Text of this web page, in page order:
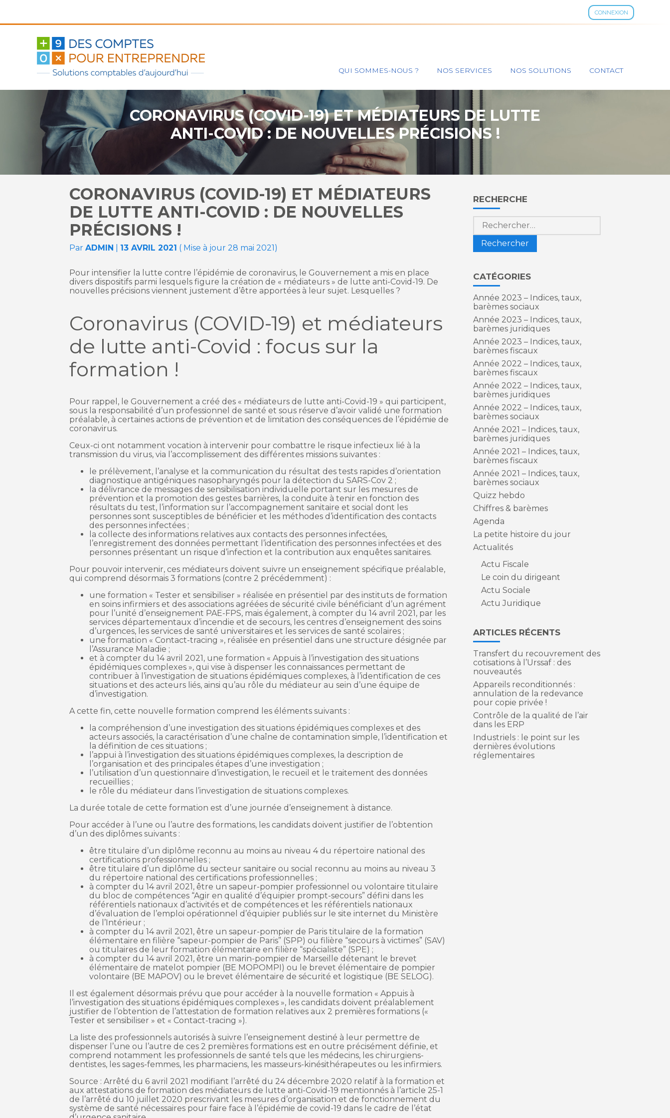
CONNEXION
au
contenu
Principal
QUI SOMMES-NOUS ? NOS SERVICES NOS SOLUTIONS CONTACT
CORONAVIRUS (COVID-19) ET MÉDIATEURS DE LUTTE
ANTI-COVID : DE NOUVELLES PRÉCISIONS !
CORONAVIRUS (COVID-19) ET MÉDIATEURS
DE LUTTE ANTI-COVID : DE NOUVELLES
PRÉCISIONS !
ParADMIN 13 AVRIL 2021 ( Mise à jour 28 mai 2021)
Pour intensifier la lutte contre l’épidémie de coronavirus, le Gouvernement a mis en place
divers dispositifs parmi lesquels figure la création de « médiateurs » de lutte anti-Covid-19. De
nouvelles précisions viennent justement d’être apportées à leur sujet. Lesquelles ?
Coronavirus (COVID-19) et médiateurs
de lutte anti-Covid : focus sur la
formation !
Pour rappel, le Gouvernement a créé des « médiateurs de lutte anti-Covid-19 » qui participent,
sous la responsabilité d’un professionnel de santé et sous réserve d’avoir validé une formation
préalable, à certaines actions de prévention et de limitation des conséquences de l’épidémie de
coronavirus.
Ceux-ci ont notamment vocation à intervenir pour combattre le risque infectieux lié à la
transmission du virus, via l’accomplissement des différentes missions suivantes :
le prélèvement, l’analyse et la communication du résultat des tests rapides d’orientation
diagnostique antigéniques nasopharyngés pour la détection du SARS-Cov 2 ;
la délivrance de messages de sensibilisation individuelle portant sur les mesures de
prévention et la promotion des gestes barrières, la conduite à tenir en fonction des
résultats du test, l’information sur l’accompagnement sanitaire et social dont les
personnes sont susceptibles de bénéficier et les méthodes d’identification des contacts
des personnes infectées ;
la collecte des informations relatives aux contacts des personnes infectées,
l’enregistrement des données permettant l’identification des personnes infectées et des
personnes présentant un risque d’infection et la contribution aux enquêtes sanitaires.
Pour pouvoir intervenir, ces médiateurs doivent suivre un enseignement spécifique préalable,
qui comprend désormais 3 formations (contre 2 précédemment) :
une formation « Tester et sensibiliser » réalisée en présentiel par des instituts de formation
en soins infirmiers et des associations agréées de sécurité civile bénéficiant d’un agrément
pour l’unité d’enseignement PAE-FPS, mais également, à compter du 14 avril 2021, par les
services départementaux d’incendie et de secours, les centres d’enseignement des soins
d’urgences, les services de santé universitaires et les services de santé scolaires ;
une formation « Contact-tracing », réalisée en présentiel dans une structure désignée par
l’Assurance Maladie ;
et à compter du 14 avril 2021, une formation « Appuis à l’investigation des situations
épidémiques complexes », qui vise à dispenser les connaissances permettant de
contribuer à l’investigation de situations épidémiques complexes, à l’identification de ces
situations et des acteurs liés, ainsi qu’au rôle du médiateur au sein d’une équipe de
d’investigation.
A cette fin, cette nouvelle formation comprend les éléments suivants :
la compréhension d’une investigation des situations épidémiques complexes et des
acteurs associés, la caractérisation d’une chaîne de contamination simple, l’identification et
la définition de ces situations ;
l’appui à l’investigation des situations épidémiques complexes, la description de
l’organisation et des principales étapes d’une investigation ;
l’utilisation d’un questionnaire d’investigation, le recueil et le traitement des données
recueillies ;
le rôle du médiateur dans l’investigation de situations complexes.
La durée totale de cette formation est d’une journée d’enseignement à distance.
Pour accéder à l’une ou l’autre des formations, les candidats doivent justifier de l’obtention
d’un des diplômes suivants :
être titulaire d’un diplôme reconnu au moins au niveau 4 du répertoire national des
certifications professionnelles ;
être titulaire d’un diplôme du secteur sanitaire ou social reconnu au moins au niveau 3
du répertoire national des certifications professionnelles ;
à compter du 14 avril 2021, être un sapeur-pompier professionnel ou volontaire titulaire
du bloc de compétences “Agir en qualité d’équipier prompt-secours” défini dans les
référentiels nationaux d’activités et de compétences et les référentiels nationaux
d’évaluation de l’emploi opérationnel d’équipier publiés sur le site internet du Ministère
de l’Intérieur ;
à compter du 14 avril 2021, être un sapeur-pompier de Paris titulaire de la formation
élémentaire en filière “sapeur-pompier de Paris” (SPP) ou filière “secours à victimes” (SAV)
ou titulaires de leur formation élémentaire en filière “spécialiste” (SPE) ;
à compter du 14 avril 2021, être un marin-pompier de Marseille détenant le brevet
élémentaire de matelot pompier (BE MOPOMPI) ou le brevet élémentaire de pompier
volontaire (BE MAPOV) ou le brevet élémentaire de sécurité et logistique (BE SELOG).
Il est également désormais prévu que pour accéder à la nouvelle formation « Appuis à
l’investigation des situations épidémiques complexes », les candidats doivent préalablement
justifier de l’obtention de l’attestation de formation relatives aux 2 premières formations («
Tester et sensibiliser » et « Contact-tracing »).
La liste des professionnels autorisés à suivre l’enseignement destiné à leur permettre de
dispenser l’une ou l’autre de ces 2 premières formations est en outre précisément définie, et
comprend notamment les professionnels de santé tels que les médecins, les chirurgiens-
dentistes, les sages-femmes, les pharmaciens, les masseurs-kinésithérapeutes ou les infirmiers.
Source : Arrêté du 6 avril 2021 modifiant l’arrêté du 24 décembre 2020 relatif à la formation et
aux attestations de formation des médiateurs de lutte anti-Covid-19 mentionnés à l’article 25-1
de l’arrêté du 10 juillet 2020 prescrivant les mesures d’organisation et de fonctionnement du
système de santé nécessaires pour faire face à l’épidémie de covid-19 dans le cadre de l’état
Blog
sidebar
RECHERCHE
Rechercher :
CATÉGORIES
Année 2023 – Indices, taux,
barèmes sociaux
Année 2023 – Indices, taux,
barèmes juridiques
Année 2023 – Indices, taux,
barèmes fiscaux
Année 2022 – Indices, taux,
barèmes fiscaux
Année 2022 – Indices, taux,
barèmes juridiques
Année 2022 – Indices, taux,
barèmes sociaux
Année 2021 – Indices, taux,
barèmes juridiques
Année 2021 – Indices, taux,
barèmes fiscaux
Année 2021 – Indices, taux,
barèmes sociaux
Quizz hebdo
Chiffres & barèmes
Agenda
La petite histoire du jour
Actualités
Actu Fiscale
Le coin du dirigeant
Actu Sociale
Actu Juridique
ARTICLES RÉCENTS
Transfert du recouvrement des
cotisations à l’Urssaf : des
nouveautés
Appareils reconditionnés :
annulation de la redevance
pour copie privée !
Contrôle de la qualité de l’air
dans les ERP
Industriels : le point sur les
dernières évolutions
réglementaires